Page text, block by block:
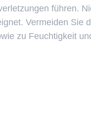
führen.
Vermeiden Sie
zu Feuchtigkeit